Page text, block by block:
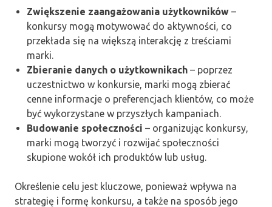
Zwiększenie zaangażowania użytkowników –
konkursy mogą motywować do aktywności, co
przekłada się na większą interakcję z treściami
marki.
Zbieranie danych o użytkownikach – poprzez
uczestnictwo w konkursie, marki mogą zbierać
cenne informacje o preferencjach klientów, co może
być wykorzystane w przyszłych kampaniach.
Budowanie społeczności – organizując konkursy,
marki mogą tworzyć i rozwijać społeczności
skupione wokół ich produktów lub usług.
Określenie celu jest kluczowe, ponieważ wpływa na
strategię i formę konkursu, a także na sposób jego